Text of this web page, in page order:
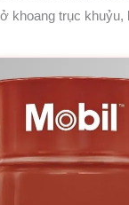
khoang trục